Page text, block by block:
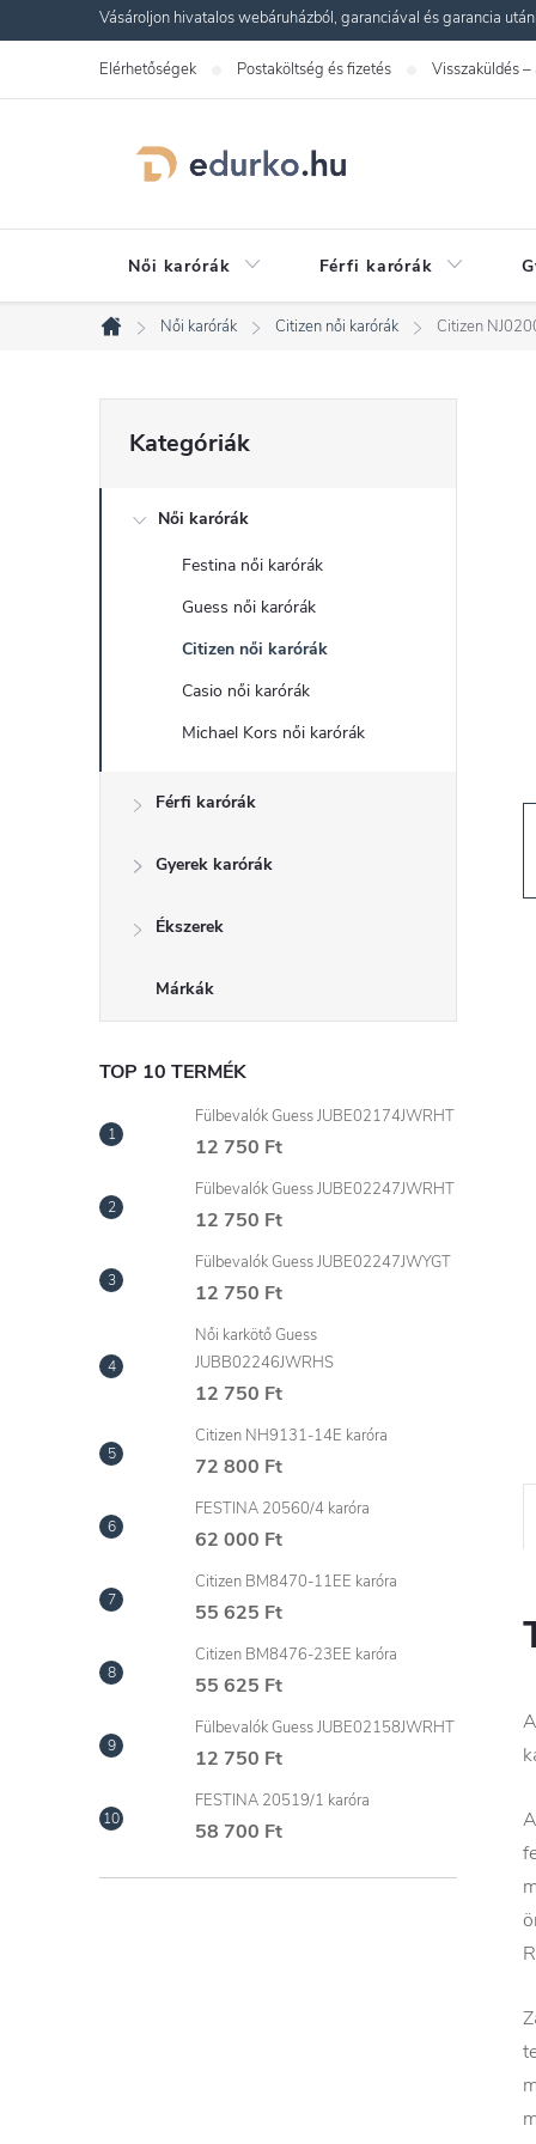
a
Vásároljon hivatalos webáruházból, garanciával és garancia
Elérhetőségek Postaköltség és fizetés Visszaküldés –
Női karórák Férfi karórák
Kezdőlap
Női karórák Citizen női karórák Citizen
O
l
ó
e
l
átugrása
Kategóriák
Női karórák
Festina női karórák
Guess női karórák
Citizen női karórák
Casio női karórák
Michael Kors női karórák
Férfi karórák
Gyerek karórák
Ékszerek
Márkák
TOP 10 TERMÉK
Fülbevalók Guess JUBE02174JWRHT
12 750 Ft
Fülbevalók Guess JUBE02247JWRHT
12 750 Ft
Fülbevalók Guess JUBE02247JWYGT
12 750 Ft
Női karkötő Guess
JUBB02246JWRHS
12 750 Ft
Citizen NH9131-14E karóra
72 800 Ft
FESTINA 20560/4 karóra
62 000 Ft
Citizen BM8470-11EE karóra
55 625 Ft
Citizen BM8476-23EE karóra
55 625 Ft
Fülbevalók Guess JUBE02158JWRHT
12 750 Ft
FESTINA 20519/1 karóra
58 700 Ft